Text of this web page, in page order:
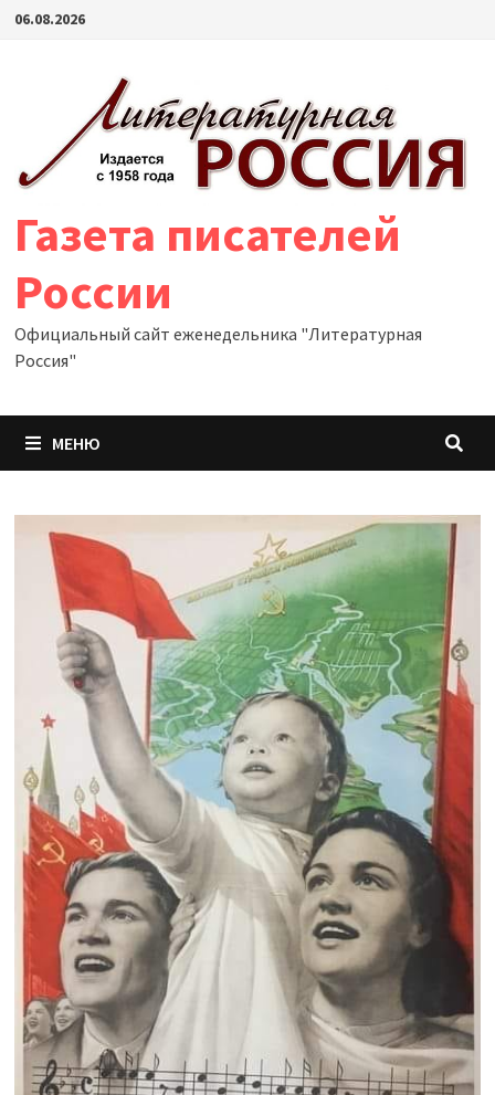
Перейти
06.08.2026
Газета писателей
России
Официальный сайт еженедельника "Литературная
Россия"
МЕНЮ